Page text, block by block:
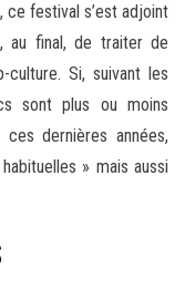
ce festival s’est adjoint
au final, de traiter de
Si, suivant les
sont plus ou moins
dernières années,
» mais aussi